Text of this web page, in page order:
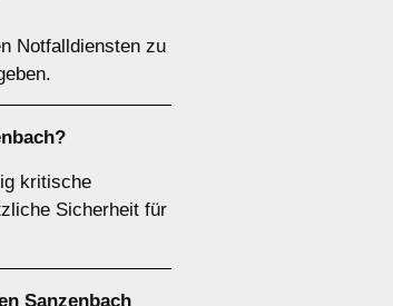
Notfalldiensten zu
kritische
Sicherheit für
Sanzenbach